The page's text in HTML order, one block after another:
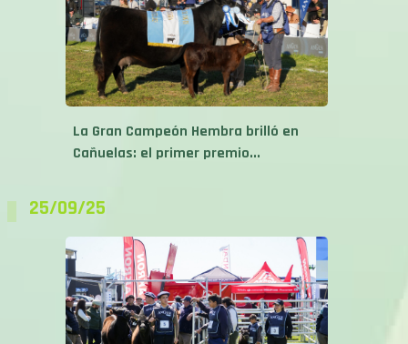
La Gran Campeón Hembra brilló en
Cañuelas: el primer premio...
25/09/25